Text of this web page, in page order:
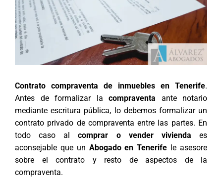
Contrato compraventa de inmuebles en Tenerife.
Antes de formalizar la compraventa ante notario
mediante escritura pública, lo debemos formalizar un
contrato privado de compraventa entre las partes. En
todo caso alcomprar o vender vivienda es
aconsejable que un Abogado en Tenerife le asesore
sobre el contrato y resto de aspectos de la
compraventa.